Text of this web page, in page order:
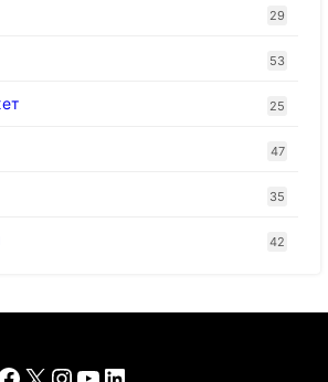
29
53
25
47
35
42